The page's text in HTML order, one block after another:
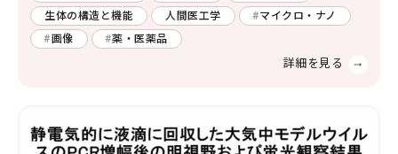
生体の構造と機能
人間医工学
マイクロ・ナノ
画像
薬・医薬品